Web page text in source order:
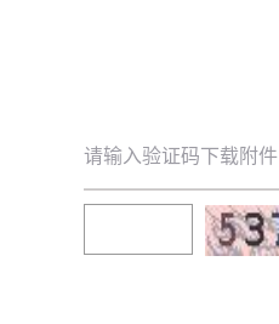
请输入验证码下载附件